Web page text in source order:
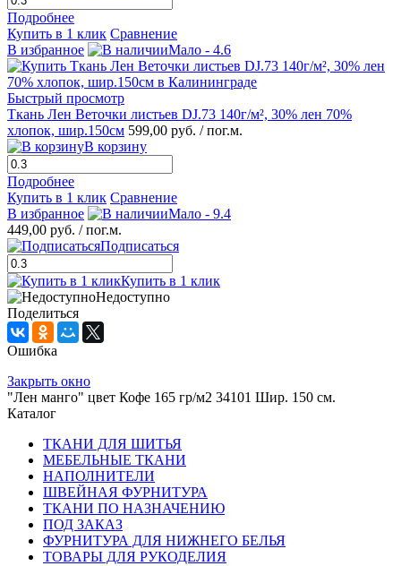
Подробнее
Купить в 1 клик Сравнение
В избранное
Мало - 4.6
Быстрый просмотр
Ткань Лен Веточки листьев DJ.73 140г/м², 30% лен 70%
хлопок, шир.150см 599,00 руб. / пог.м.
В корзину
Подробнее
Купить в 1 клик Сравнение
В избранное
Мало - 9.4
449,00 руб. / пог.м.
Подписаться
Купить в 1 клик
Недоступно
Поделиться
Ошибка
Закрыть окно
"Лен манго" цвет Кофе 165 гр/м2 34101 Шир. 150 см.
Каталог
ТКАНИ ДЛЯ ШИТЬЯ
МЕБЕЛЬНЫЕ ТКАНИ
НАПОЛНИТЕЛИ
ШВЕЙНАЯ ФУРНИТУРА
ТКАНИ ПО НАЗНАЧЕНИЮ
ПОД ЗАКАЗ
ФУРНИТУРА ДЛЯ НИЖНЕГО БЕЛЬЯ
ТОВАРЫ ДЛЯ РУКОДЕЛИЯ